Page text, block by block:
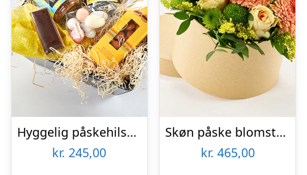
Hyggelig påskehilsen – Send blomster med Bloomit
kr. 245,00
Skøn påske blomsteræske – Send blomster med Bloomit
kr. 465,00